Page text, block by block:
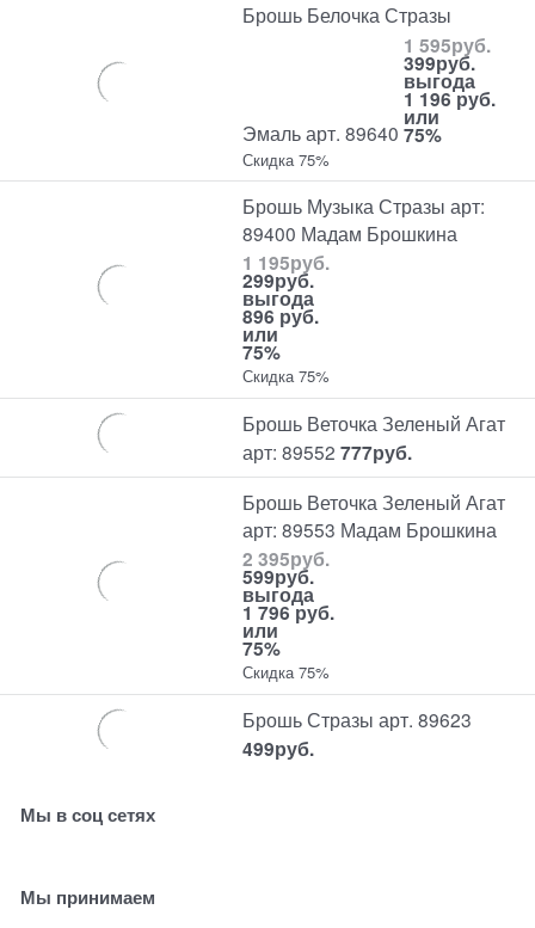
Брошь Белочка Стразы
Эмаль арт. 89640
1 595руб.
399руб.
выгода
1 196 руб.
или
75%
Скидка 75%
Брошь Музыка Стразы арт:
89400 Мадам Брошкина
1 195руб.
299руб.
выгода
896 руб.
или
75%
Скидка 75%
Брошь Веточка Зеленый Агат
арт: 89552 777руб.
Брошь Веточка Зеленый Агат
арт: 89553 Мадам Брошкина
2 395руб.
599руб.
выгода
1 796 руб.
или
75%
Скидка 75%
Брошь Стразы арт. 89623
499руб.
Мы в соц сетях
Мы принимаем